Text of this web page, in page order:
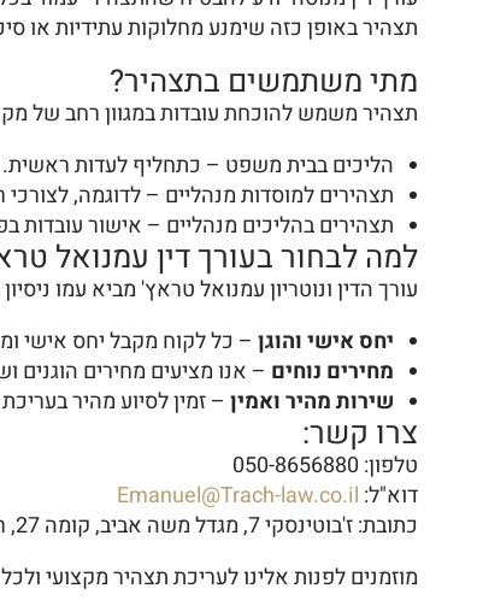
תצהיר באופן כזה שימנע מחלוקות עתידיות או
מתי משתמשים בתצהיר?
תצהיר משמש להוכחת עובדות במגוון רחב של
הליכים בבית משפט – כתחליף לעדות ראשית.
תצהירים למוסדות מנהליים – לדוגמה, לצורכי
תצהירים בהליכים מנהליים – אישור עובדות
למה לבחור בעורך דין עמנואל
עורך הדין ונוטריון עמנואל טראץ' מביא עמו ניסיון של 11 שנים בתחום המשפטי, ומבטיח שירות מקצועי ומקיף לכל לקוח. משרדנו
יחס אישי והוגן– כל לקוח מקבל יחס אישי
מחירים נוחים – אנו מציעים מחירים
שירות מהיר ואמין– זמין לסיוע מהיר
צרו קשר:
טלפון: 050-8656880
דוא"ל: Emanuel@Trach-law.co.il
כתובת: ז'בוטינסקי 7, מגדל משה אביב, קומה 27, רמת גן.
מוזמנים לפנות אלינו לעריכת תצהיר מקצועי